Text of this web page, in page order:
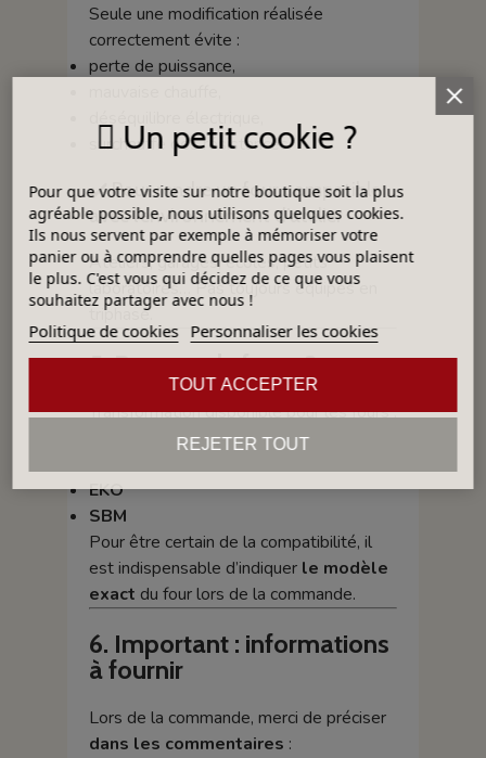
Seule une modification réalisée
correctement évite :
perte de puissance,
surchauffe des résistances.
✔️ Pour rendre un four compatible
avec l’environnement d’atelier
Ateliers, garages, écoles, petits
laboratoires… Pas toujours équipés en
triphasé.
5. Pour quels fours ?
Transformation disponible pour les fours :
PLUTON (tous modèles)
EKO
SBM
Pour être certain de la compatibilité, il
est indispensable d’indiquer le modèle
exact du four lors de la commande.
6. Important : informations
à fournir
Lors de la commande, merci de préciser
dans les commentaires :
Un petit cookie ?
Pour que votre visite sur notre boutique soit la plus
agréable possible, nous utilisons quelques cookies.
Ils nous servent par exemple à mémoriser votre
panier ou à comprendre quelles pages vous plaisent
le plus. C'est vous qui décidez de ce que vous
souhaitez partager avec nous !
Politique de cookies Personnaliser les cookies
REJETER TOUT
TOUT ACCEPTER